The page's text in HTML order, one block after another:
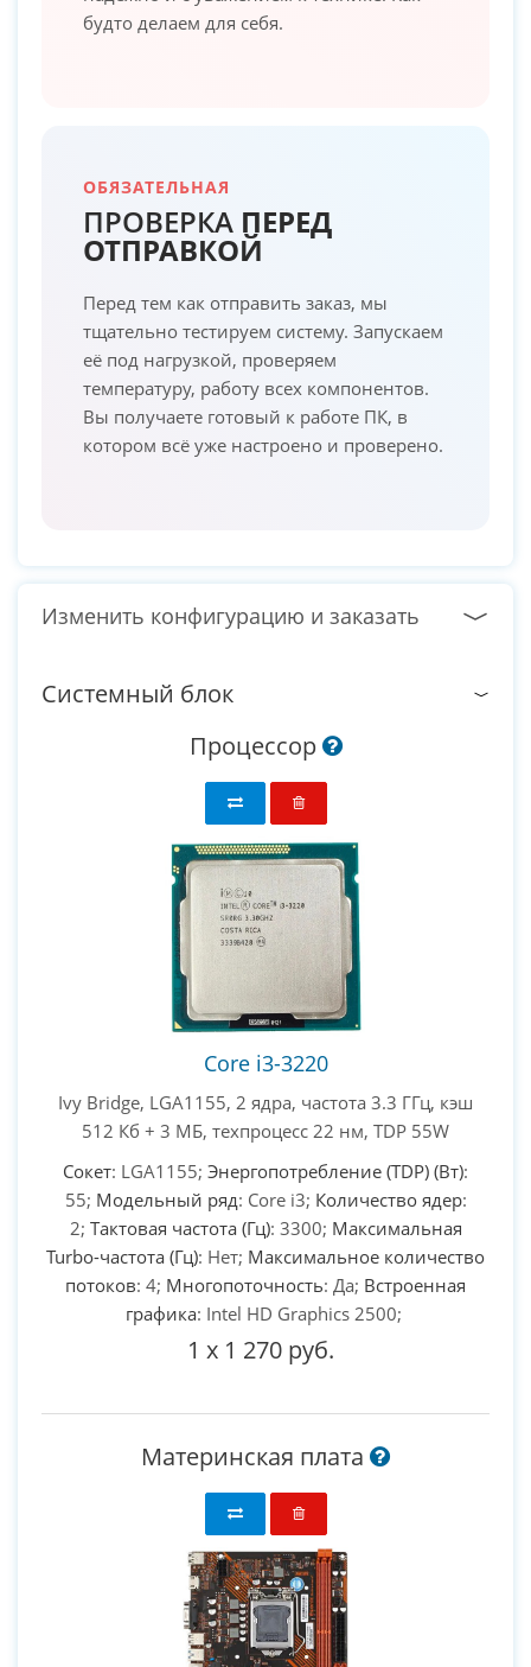
будто делаем для себя.
ОБЯЗАТЕЛЬНАЯ
ПРОВЕРКА ПЕРЕД
ОТПРАВКОЙ
Перед тем как отправить заказ, мы
тщательно тестируем систему. Запускаем
её под нагрузкой, проверяем
температуру, работу всех компонентов.
Вы получаете готовый к работе ПК, в
котором всё уже настроено и проверено.
Изменить конфигурацию и заказать
Системный блок
Процессор
Core i3-3220
Ivy Bridge, LGA1155, 2 ядра, частота 3.3 ГГц, кэш
512 Кб + 3 МБ, техпроцесс 22 нм, TDP 55W
Сокет: LGA1155; Энергопотребление (TDP) (Вт):
55; Модельный ряд: Core i3; Количество ядер:
2; Тактовая частота (Гц): 3300; Максимальная
Turbo-частота (Гц): Нет; Максимальное количество
потоков: 4; Многопоточность: Да; Встроенная
графика: Intel HD Graphics 2500;
1 x 1 270 руб.
Материнская плата